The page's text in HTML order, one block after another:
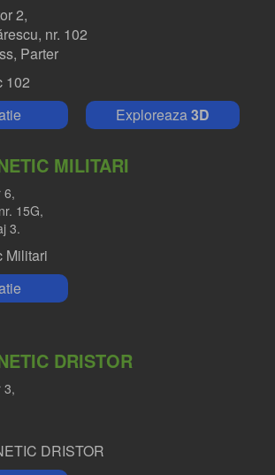
2,
nr. 102
Parter
Exploreaza3D
MILITARI
6,
15G,
3.
DRISTOR
3,